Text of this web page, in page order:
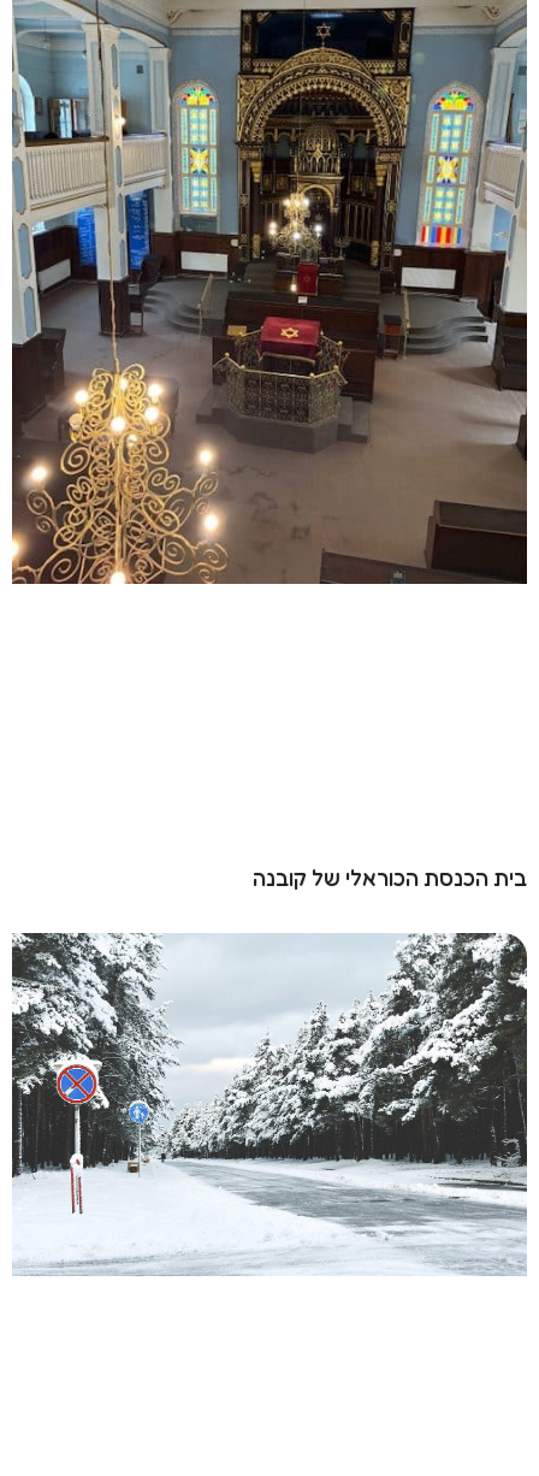
בית הכנסת הכוראלי של קובנה